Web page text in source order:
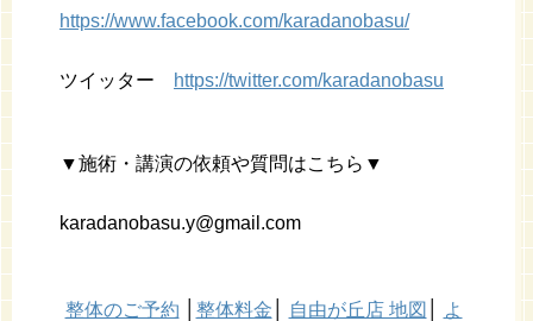
https://www.facebook.com/karadanobasu/
ツイッター https://twitter.com/karadanobasu
▼施術・講演の依頼や質問はこちら▼
karadanobasu.y@gmail.com
整体のご予約 整体料金 自由が丘店 地図
よ